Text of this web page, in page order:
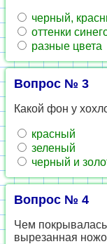
черный,
оттенки
разные цвета
Вопрос № 3
Какой фон у
красный
зеленый
черный и
Вопрос № 4
Чем
вырезанная